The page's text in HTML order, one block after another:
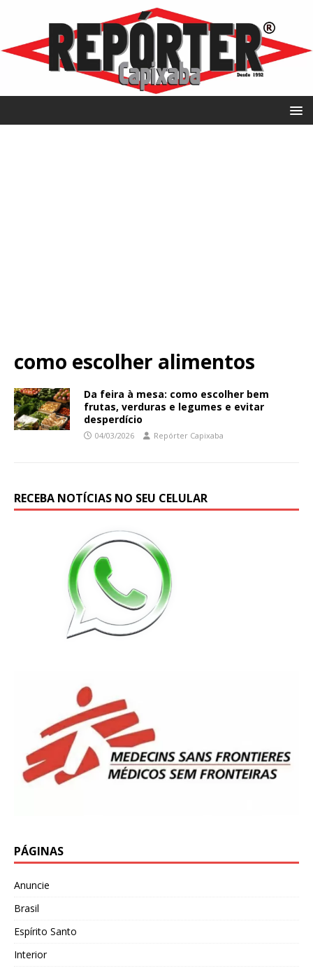
como escolher alimentos
Da feira à mesa: como escolher bem
frutas, verduras e legumes e evitar
desperdício
04/03/2026 Repórter Capixaba
RECEBA NOTÍCIAS NO SEU CELULAR
PÁGINAS
Anuncie
Brasil
Espírito Santo
Interior